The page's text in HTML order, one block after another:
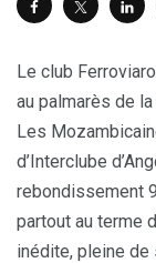
Le club
au palmarès de
Les
d’Interclube
rebondissement
partout au terme
inédite, pleine de